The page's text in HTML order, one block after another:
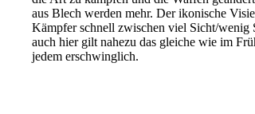
aus Blech werden mehr. Der ikonische
Kämpfer schnell zwischen viel Sicht/
auch hier gilt nahezu das gleiche wie im
jedem erschwinglich.